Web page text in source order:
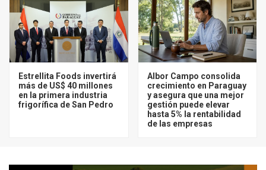
Estrellita Foods invertirá
más de US$ 40 millones
en la primera industria
frigorífica de San Pedro
Albor Campo consolida
crecimiento en Paraguay
y asegura que una mejor
gestión puede elevar
hasta 5% la rentabilidad
de las empresas